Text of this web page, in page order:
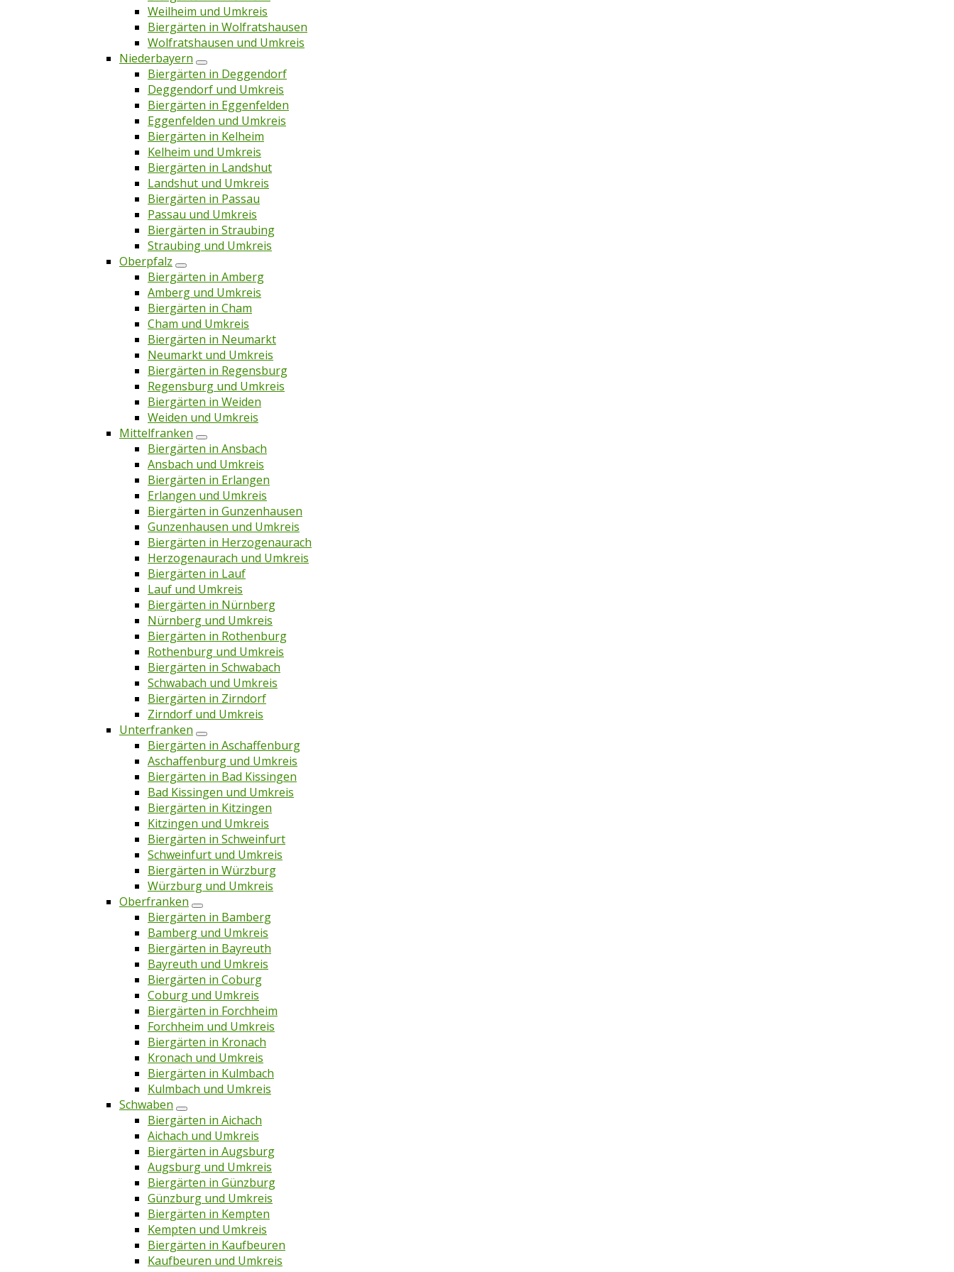
Weilheim und Umkreis
Biergärten in Wolfratshausen
Wolfratshausen und Umkreis
Niederbayern
Biergärten in Deggendorf
Deggendorf und Umkreis
Biergärten in Eggenfelden
Eggenfelden und Umkreis
Biergärten in Kelheim
Kelheim und Umkreis
Biergärten in Landshut
Landshut und Umkreis
Biergärten in Passau
Passau und Umkreis
Biergärten in Straubing
Straubing und Umkreis
Oberpfalz
Biergärten in Amberg
Amberg und Umkreis
Biergärten in Cham
Cham und Umkreis
Biergärten in Neumarkt
Neumarkt und Umkreis
Biergärten in Regensburg
Regensburg und Umkreis
Biergärten in Weiden
Weiden und Umkreis
Mittelfranken
Biergärten in Ansbach
Ansbach und Umkreis
Biergärten in Erlangen
Erlangen und Umkreis
Biergärten in Gunzenhausen
Gunzenhausen und Umkreis
Biergärten in Herzogenaurach
Herzogenaurach und Umkreis
Biergärten in Lauf
Lauf und Umkreis
Biergärten in Nürnberg
Nürnberg und Umkreis
Biergärten in Rothenburg
Rothenburg und Umkreis
Biergärten in Schwabach
Schwabach und Umkreis
Biergärten in Zirndorf
Zirndorf und Umkreis
Unterfranken
Biergärten in Aschaffenburg
Aschaffenburg und Umkreis
Biergärten in Bad Kissingen
Bad Kissingen und Umkreis
Biergärten in Kitzingen
Kitzingen und Umkreis
Biergärten in Schweinfurt
Schweinfurt und Umkreis
Biergärten in Würzburg
Würzburg und Umkreis
Oberfranken
Biergärten in Bamberg
Bamberg und Umkreis
Biergärten in Bayreuth
Bayreuth und Umkreis
Biergärten in Coburg
Coburg und Umkreis
Biergärten in Forchheim
Forchheim und Umkreis
Biergärten in Kronach
Kronach und Umkreis
Biergärten in Kulmbach
Kulmbach und Umkreis
Schwaben
Biergärten in Aichach
Aichach und Umkreis
Biergärten in Augsburg
Augsburg und Umkreis
Biergärten in Günzburg
Günzburg und Umkreis
Biergärten in Kempten
Kempten und Umkreis
Biergärten in Kaufbeuren
Kaufbeuren und Umkreis